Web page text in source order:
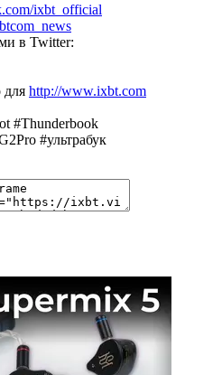
ixbt_official
в Twitter:
для http://www.ixbt.com
#Thunderbook
#ультрабук